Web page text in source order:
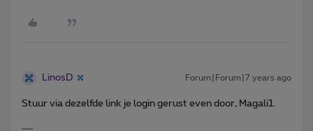
LinosD Forum|Forum|7 years ago
Stuur via dezelfde link je login gerust even door, Magali1.